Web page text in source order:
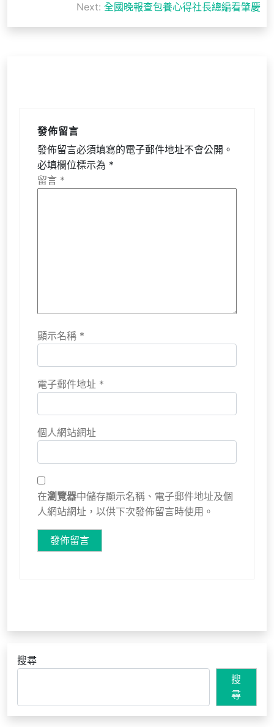
覽
Next: 全國晚報查包養心得社長總編看肇慶
發佈留言
發佈留言必須填寫的電子郵件地址不會公開。
必填欄位標示為 *
留言 *
顯示名稱 *
電子郵件地址 *
個人網站網址
在瀏覽器中儲存顯示名稱、電子郵件地址及個
人網站網址，以供下次發佈留言時使用。
搜尋
搜
尋